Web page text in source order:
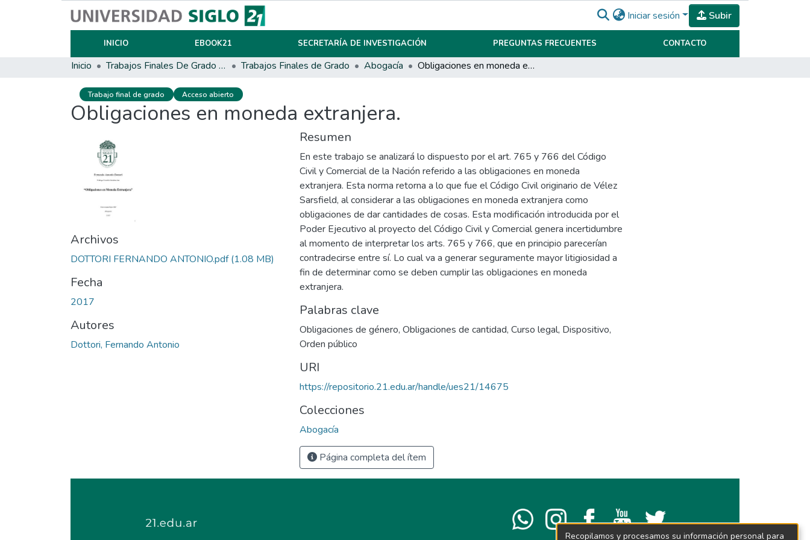
Iniciar sesión Subir
INICIO EBOOK21 SECRETARÍA DE INVESTIGACIÓN PREGUNTAS FRECUENTES CONTACTO
Inicio Trabajos Finales De Grado Y Posgrado Trabajos Finales de Grado Abogacía Obligaciones en moneda extranjera.
Trabajo final de grado Acceso abierto
Obligaciones en moneda extranjera.
Archivos
DOTTORI FERNANDO ANTONIO.pdf(1.08 MB)
Fecha
2017
Autores
Dottori, Fernando Antonio
Resumen
En este trabajo se analizará lo dispuesto por el art. 765 y 766 del Código
Civil y Comercial de la Nación referido a las obligaciones en moneda
extranjera. Esta norma retorna a lo que fue el Código Civil originario de Vélez
Sarsfield, al considerar a las obligaciones en moneda extranjera como
obligaciones de dar cantidades de cosas. Esta modificación introducida por el
Poder Ejecutivo al proyecto del Código Civil y Comercial genera incertidumbre
al momento de interpretar los arts. 765 y 766, que en principio parecerían
contradecirse entre sí. Lo cual va a generar seguramente mayor litigiosidad a
fin de determinar como se deben cumplir las obligaciones en moneda
extranjera.
Palabras clave
Obligaciones de género, Obligaciones de cantidad, Curso legal, Dispositivo,
Orden público
URI
https://repositorio.21.edu.ar/handle/ues21/14675
Colecciones
Abogacía
Página completa del ítem
Recopilamos y procesamos su información personal para